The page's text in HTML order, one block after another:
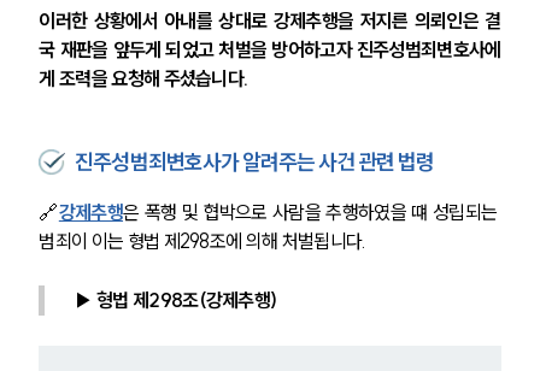
이러한 상황에서 아내를 상대로 강제추행을 저지른 의뢰인은 결
국 재판을 앞두게 되었고 처벌을 방어하고자 진주성범죄변호사에
게 조력을 요청해 주셨습니다.
진주성범죄변호사가 알려주는 사건 관련 법령
🔗강제추행은 폭행 및 협박으로 사람을 추행하였을 떄 성립되는
범죄이 이는 형법 제298조에 의해 처벌됩니다.
▶ 형법 제298조(강제추행)